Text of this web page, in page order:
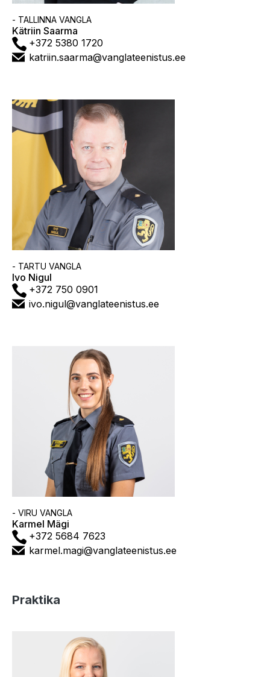
Asutus
- TALLINNA VANGLA
Kätriin Saarma
Telefon+372 5380 1720
E-
katriin.saarma@vanglateenistus.ee
Asutus
- TARTU VANGLA
Ivo Nigul
Telefon+372 750 0901
E- ivo.nigul@vanglateenistus.ee
Asutus
- VIRU VANGLA
Karmel Mägi
Telefon+372 5684 7623
E-
karmel.magi@vanglateenistus.ee
Praktika